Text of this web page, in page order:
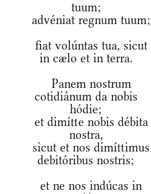
tuum;
advéniat regnum tuum;
fiat volúntas tua, sicut
in cælo et in terra.
Panem nostrum
cotidiánum da nobis
hódie;
et dimítte nobis débita
nostra,
sicut et nos dimíttimus
debitóribus nostris;
et ne nos indúcas in